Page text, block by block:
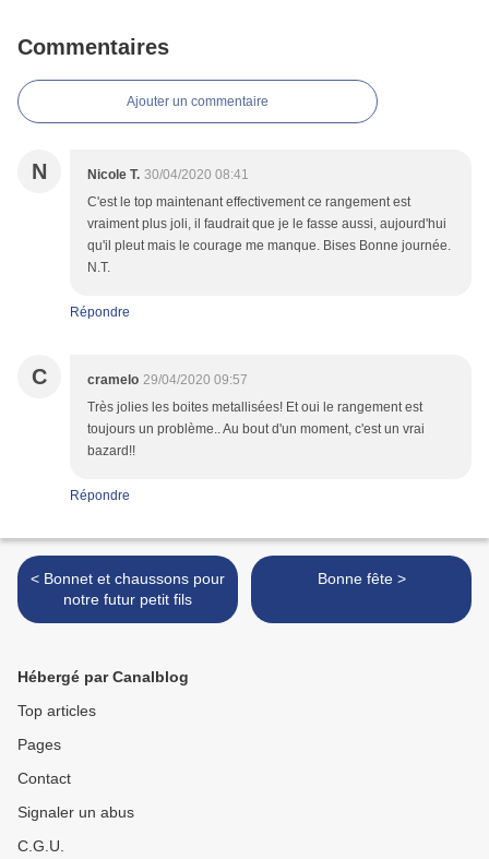
Commentaires
Ajouter un commentaire
N Nicole T. 30/04/2020 08:41
C'est le top maintenant effectivement ce rangement est
vraiment plus joli, il faudrait que je le fasse aussi, aujourd'hui
qu'il pleut mais le courage me manque. Bises Bonne journée.
N.T.
Répondre
C cramelo 29/04/2020 09:57
Très jolies les boites metallisées! Et oui le rangement est
toujours un problème.. Au bout d'un moment, c'est un vrai
bazard!!
Répondre
< Bonnet et chaussons pour
notre futur petit fils
Bonne fête >
Hébergé par Canalblog
Top articles
Pages
Contact
Signaler un abus
C.G.U.